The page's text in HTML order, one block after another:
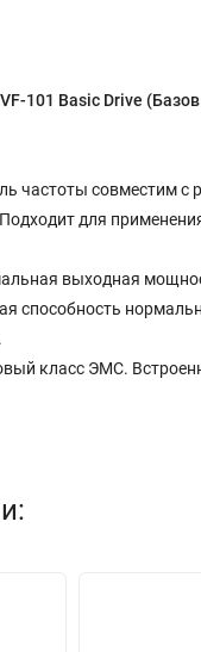
101 Basic Drive
частоты совместим
для
выходная
способность
класс ЭМС.